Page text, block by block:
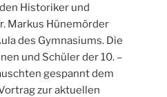
Historiker und
Markus Hünemörder
des Gymnasiums. Die
und Schüler der 10. –
gespannt dem
zur aktuellen